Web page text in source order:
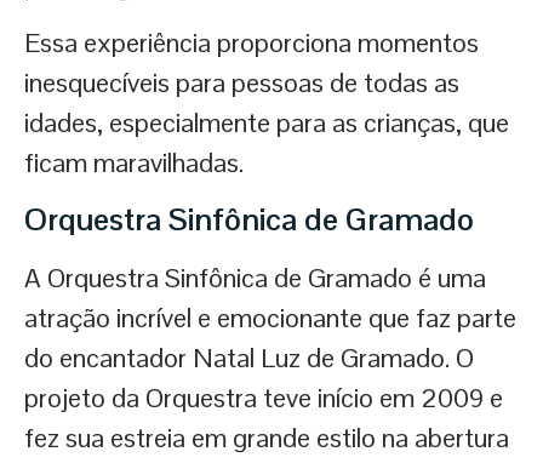
Essa experiência proporciona momentos
inesquecíveis para pessoas de todas as
idades, especialmente para as crianças, que
ficam maravilhadas.
Orquestra Sinfônica de Gramado
A Orquestra Sinfônica de Gramado é uma
atração incrível e emocionante que faz parte
do encantador Natal Luz de Gramado. O
projeto da Orquestra teve início em 2009 e
fez sua estreia em grande estilo na abertura